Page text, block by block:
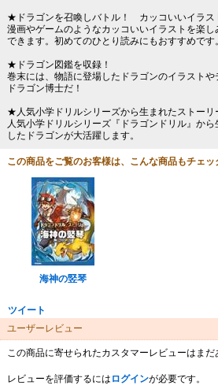
★ドラゴンを召喚しバトル！ カッコいいイラス
漫画やゲームのようなカッコいいイラストを楽
できます。初めてのひとり読みにもおすすめです。
★ドラゴン図鑑を収録！
巻末には、物語に登場したドラゴンのイラスト
ドラゴン博士だ！
★人気小学ドリルシリーズから生まれたストーリ
人気小学ドリルシリーズ『ドラゴンドリル』か
したドラゴンが大活躍します。
この商品をご覧のお客様は、こんな商品もチェッ
海神の竪琴
ツイート
ユーザーレビュー
この商品に寄せられたカスタマーレビューはまだ
レビューを評価するには ログインが必要です。